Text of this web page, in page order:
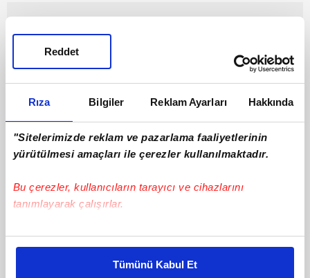
Rıza Bilgiler Reklam Ayarları Hakkında
"Sitelerimizde reklam ve pazarlama faaliyetlerinin
yürütülmesi amaçları ile çerezler kullanılmaktadır.
Bu çerezler, kullanıcıların tarayıcı ve cihazlarını
tanımlayarak çalışırlar.
Bu çerezlere izin vermeniz halinde sizlere özel
daha iyi reklam deneyimi yaşatabiliriz. Bunu yaparken
Tümünü Kabul Et
Reddet